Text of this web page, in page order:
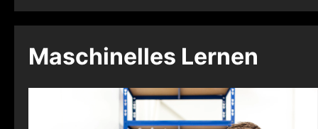
Maschinelles Lernen